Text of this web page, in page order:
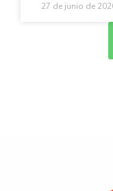
27 de junio de